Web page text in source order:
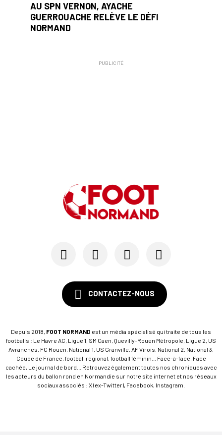
AU SPN VERNON, AYACHE
GUERROUACHE RELÈVE LE DÉFI
NORMAND
PUBLICITÉ
CONTACTEZ-NOUS
Depuis 2018, FOOT NORMAND est un média spécialisé qui traite de tous les
footballs : Le Havre AC, Ligue 1, SM Caen, Quevilly-Rouen Métropole, Ligue 2, US
Avranches, FC Rouen, National 1, US Granville, AF Virois, National 2, National 3,
Coupe de France, football régional, football féminin... Face-à-face, Face
cachée, Le journal de bord... Retrouvez également toutes nos chroniques avec
les acteurs du ballon rond en Normandie sur notre site internet et nos réseaux
sociaux associés : X (ex-Twitter), Facebook, Instagram.